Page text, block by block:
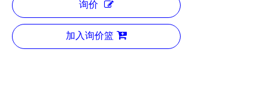
询价
加入询价篮